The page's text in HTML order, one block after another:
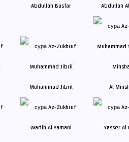
Abdullah Basfar Abdullah
Muhammad Jibril Al